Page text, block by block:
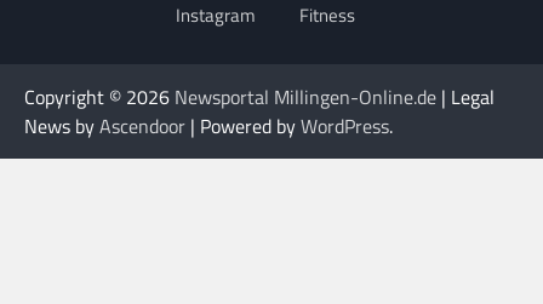
Instagram Fitness
Copyright © 2026 Newsportal Millingen-Online.de | Legal
News byAscendoor | Powered byWordPress.